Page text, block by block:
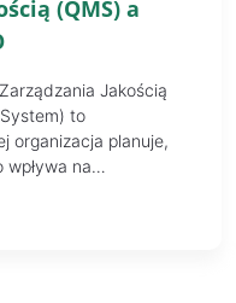
(QMS) a
Jakością
to
organizacja planuje,
wpływa na…